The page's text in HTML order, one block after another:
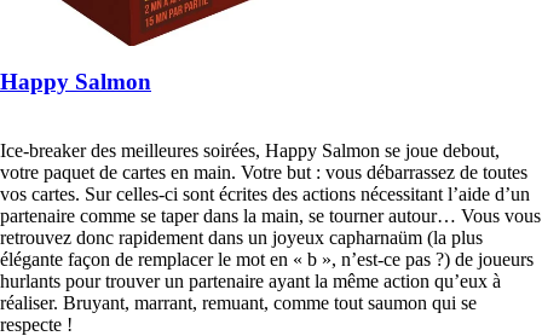
Happy Salmon
Ice-breaker des meilleures soirées, Happy Salmon se joue debout,
votre paquet de cartes en main. Votre but : vous débarrassez de toutes
vos cartes. Sur celles-ci sont écrites des actions nécessitant l’aide d’un
partenaire comme se taper dans la main, se tourner autour… Vous vous
retrouvez donc rapidement dans un joyeux capharnaüm (la plus
élégante façon de remplacer le mot en « b », n’est-ce pas ?) de joueurs
hurlants pour trouver un partenaire ayant la même action qu’eux à
réaliser. Bruyant, marrant, remuant, comme tout saumon qui se
respecte !